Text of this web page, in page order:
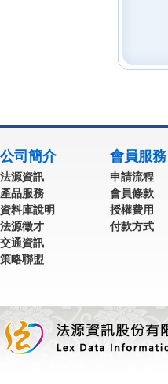
公司簡介
法源資訊
產品服務
資料庫說明
法源徵才
交通資訊
策略聯盟
會員服務
申請流程
會員條款
授權費用
付款方式